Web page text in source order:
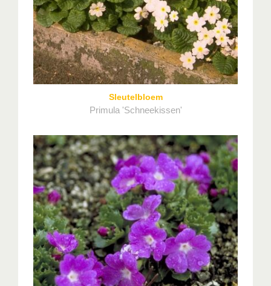
Sleutelbloem
Primula 'Schneekissen'